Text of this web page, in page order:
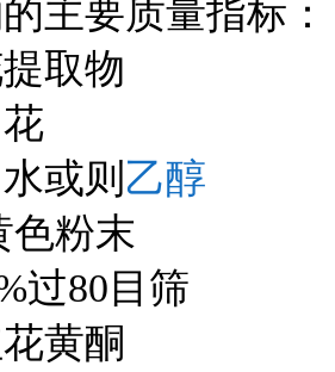
主要质量指标：
取物
或则 乙醇
色粉末
过80目筛
黄酮